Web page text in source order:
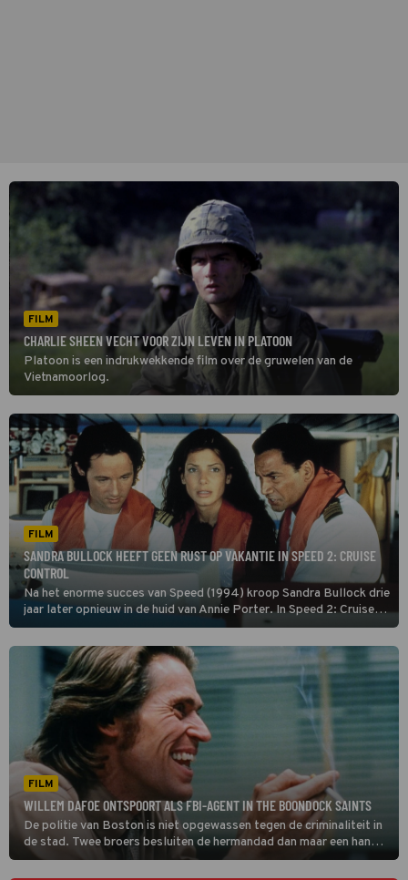
FILM
CHARLIE SHEEN VECHT VOOR ZIJN LEVEN IN PLATOON
Platoon is een indrukwekkende film over de gruwelen van de
Vietnamoorlog.
FILM
SANDRA BULLOCK HEEFT GEEN RUST OP VAKANTIE IN SPEED 2: CRUISE
CONTROL
Na het enorme succes van Speed (1994) kroop Sandra Bullock drie
jaar later opnieuw in de huid van Annie Porter. In Speed 2: Cruise
Control gaat ze samen met haar vriend een cruise maken.
FILM
WILLEM DAFOE ONTSPOORT ALS FBI-AGENT IN THE BOONDOCK SAINTS
De politie van Boston is niet opgewassen tegen de criminaliteit in
de stad. Twee broers besluiten de hermandad dan maar een handje
te helpen in The Boondock Saints.